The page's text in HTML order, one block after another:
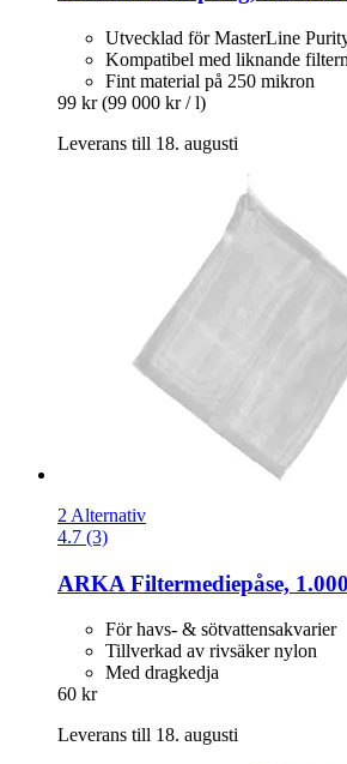
Utvecklad för MasterLine
Kompatibel med liknande
Fint material på 250 mikron
99 kr (99 000 kr / l)
Leverans till 18. augusti
2 Alternativ
4.7 (3)
ARKA Filtermediepåse,
För havs- & sötvattensakvarier
Tillverkad av rivsäker nylon
Med dragkedja
60 kr
Leverans till 18. augusti